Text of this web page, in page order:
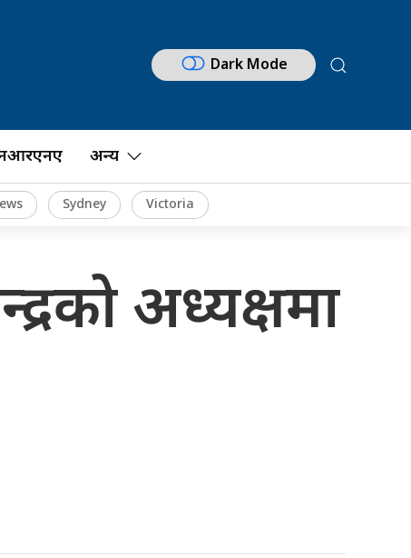
Dark Mode
अन्य
Sydney Victoria
अध्यक्षमा